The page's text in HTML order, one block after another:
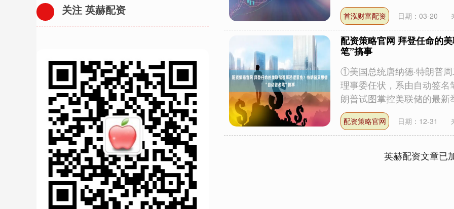
首泓财富配资 日期：03-20
配资策略官网 拜登任命的
笔”搞事
①美国总统唐纳德·特朗普
理事委任状，系由自动签
朗普试图掌控美联储的最新
配资策略官网 日期：12-31
英赫配资文章已
关注 英赫配资